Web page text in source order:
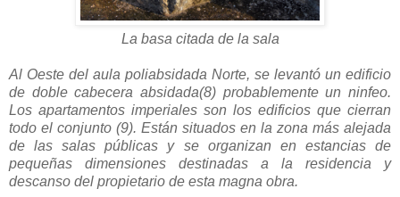
La basa citada de la sala
Al Oeste del aula poliabsidada Norte, se levantó un edificio
de doble cabecera absidada(8) probablemente un ninfeo.
Los apartamentos imperiales son los edificios que cierran
todo el conjunto (9). Están situados en la zona más alejada
de las salas públicas y se organizan en estancias de
pequeñas dimensiones destinadas a la residencia y
descanso del propietario de esta magna obra.